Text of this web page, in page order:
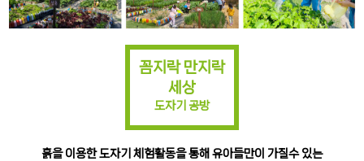
꼼지락 만지락
세상
도자기 공방
흙을 이용한 도자기 체험활동을 통해 유아들만이 가질수 있는